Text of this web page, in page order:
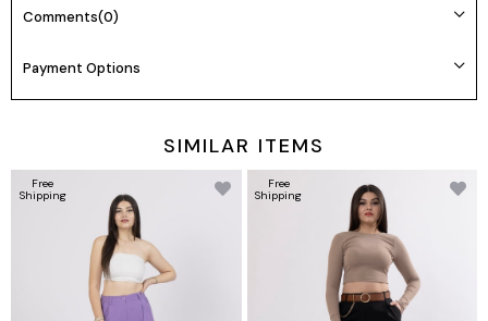
📏Uzunluk: Üst 57 cm - Pantolon 107 cm
🔖Ürün Kodu:1196
Beden Bilgileri: S/36 M/38 L/40 XL/42
Yıkama Talimatı: Ürünün İç Etiket Bölümünde Gerekli Bilgi Yer
Prova Ürün Bilgileri:
Comments(0)
Payment Options
SIMILAR ITEMS
Free
Shipping
Free
Shipping